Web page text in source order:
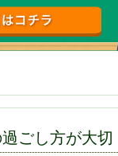
ごし方が大切